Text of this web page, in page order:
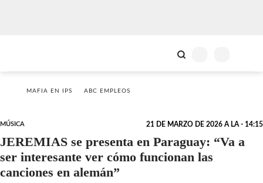
MAFIA EN IPS ABC EMPLEOS
MÚSICA 21 DE MARZO DE 2026 A LA - 14:15
JEREMIAS se presenta en Paraguay: “Va a
ser interesante ver cómo funcionan las
canciones en alemán”